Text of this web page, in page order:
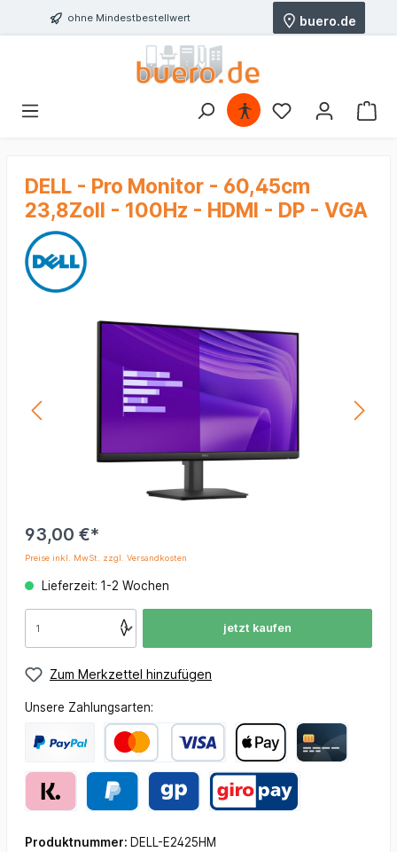
ohne Mindestbestellwert buero.de
DELL - Pro Monitor - 60,45cm
23,8Zoll - 100Hz - HDMI - DP - VGA
93,00 €*
Preise inkl. MwSt. zzgl. Versandkosten
Lieferzeit: 1-2 Wochen
jetzt kaufen
Zum Merkzettel hinzufügen
Unsere Zahlungsarten:
Produktnummer: DELL-E2425HM